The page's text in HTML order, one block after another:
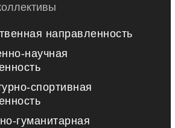
гуманитарная
направленность
научная
спортивная